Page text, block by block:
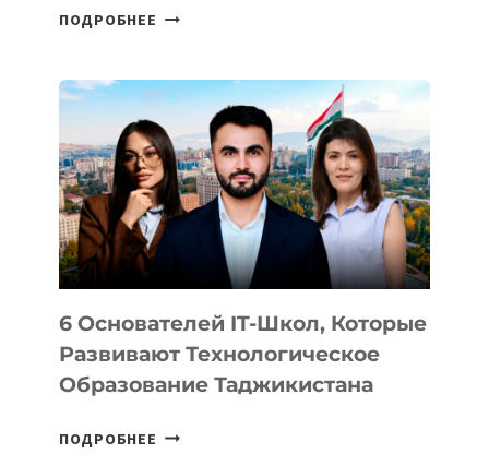
ПОДРОБНЕЕ СТАЛИ
ВНЕШНЕГО
ВИДА
НОВОГО
УСТРОЙСТВА
ОТ
OPENAI
6 Основателей IT-Школ, Которые
Развивают Технологическое
Образование Таджикистана
ПОДРОБНЕЕ 6